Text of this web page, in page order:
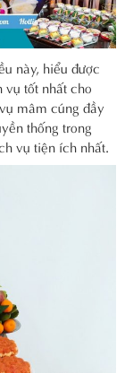
này, hiểu được
tốt nhất cho
mâm cúng đầy
thống trong
vụ tiện ích nhất.